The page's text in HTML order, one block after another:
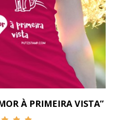
À PRIMEIRA VISTA”